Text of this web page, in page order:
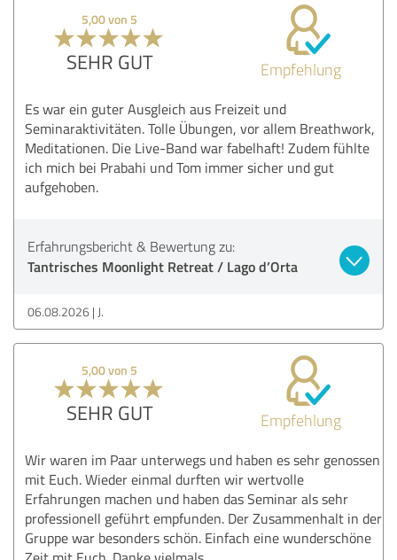
5,00 von 5
SEHR GUT Empfehlung
Es war ein guter Ausgleich aus Freizeit und
Seminaraktivitäten. Tolle Übungen, vor allem Breathwork,
Meditationen. Die Live-Band war fabelhaft! Zudem fühlte
ich mich bei Prabahi und Tom immer sicher und gut
aufgehoben.
Erfahrungsbericht & Bewertung zu:
Tantrisches Moonlight Retreat / Lago d’Orta
06.08.2026 J.
5,00 von 5
SEHR GUT Empfehlung
Wir waren im Paar unterwegs und haben es sehr genossen
mit Euch. Wieder einmal durften wir wertvolle
Erfahrungen machen und haben das Seminar als sehr
professionell geführt empfunden. Der Zusammenhalt in der
Gruppe war besonders schön. Einfach eine wunderschöne